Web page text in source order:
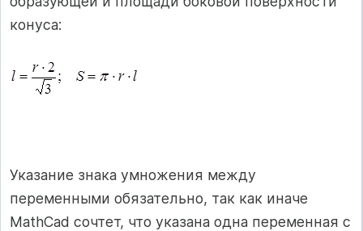
конуса:
Указание знака умножения между
переменными обязательно, так как иначе
MathCad сочтет, что указана одна переменная с